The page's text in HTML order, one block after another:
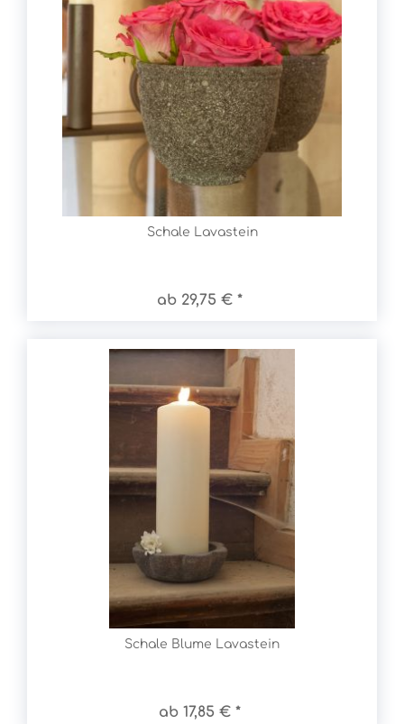
Schale Lavastein
ab 29,75 € *
Schale Blume Lavastein
ab 17,85 € *